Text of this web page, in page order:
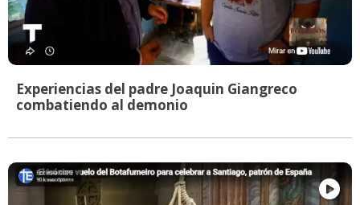
Experiencias del padre Joaquin Giangreco
combatiendo al demonio